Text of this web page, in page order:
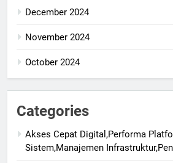
December 2024
November 2024
October 2024
Categories
Akses Cepat Digital,Performa
Sistem,Manajemen